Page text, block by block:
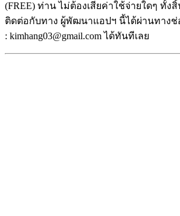
(FREE) ท่าน ไม่ต้องเสียค่าใช้จ่ายใดๆ ทั้ง
ติดต่อกับทาง ผู้พัฒนาแอปฯ นี้ได้ผ่านทางช่
: kimhang03@gmail.com ได้ทันทีเลย